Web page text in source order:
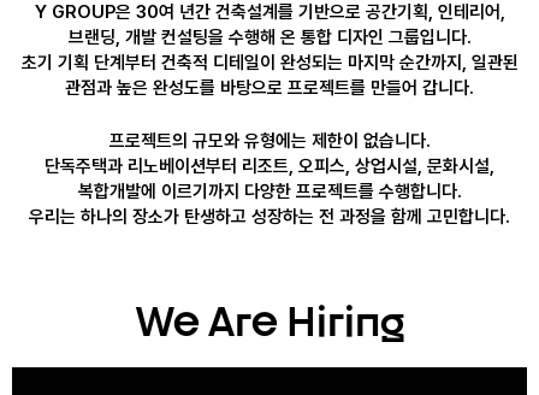
Y GROUP은 30여 년간 건축설계를 기반으로 공간기획, 인테리어,
브랜딩, 개발 컨설팅을 수행해 온 통합 디자인 그룹입니다.
초기 기획 단계부터 건축적 디테일이 완성되는 마지막 순간까지, 일관된
관점과 높은 완성도를 바탕으로 프로젝트를 만들어 갑니다.
프로젝트의 규모와 유형에는 제한이 없습니다.
단독주택과 리노베이션부터 리조트, 오피스, 상업시설, 문화시설,
복합개발에 이르기까지 다양한 프로젝트를 수행합니다.
우리는 하나의 장소가 탄생하고 성장하는 전 과정을 함께 고민합니다.
We Are Hiring